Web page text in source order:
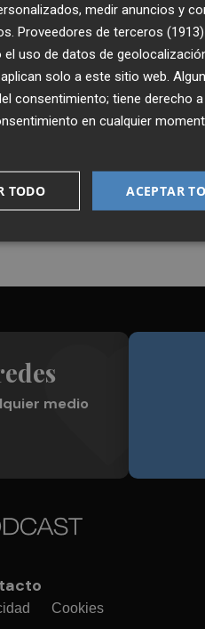
de
medio
Cookies
medir anuncios y
Proveedores de terceros (1913)
uso de datos de
solo a este sitio web.
consentimiento; tiene derecho a
en cualquier
ACEPTAR
TODO